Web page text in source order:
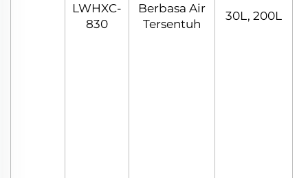
LWHXC-
830
Berbasa Air
Tersentuh
30L, 200L